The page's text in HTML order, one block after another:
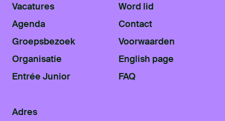
Vacatures
Agenda
Groepsbezoek
Organisatie
Entrée Junior
Word lid
Contact
Voorwaarden
English page
FAQ
Adres